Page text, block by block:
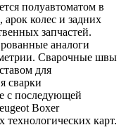
полуавтоматом в
арок колес и задних
запчастей.
аналоги
Сварочные швы
для
сварки
с последующей
Boxer
технологических карт.